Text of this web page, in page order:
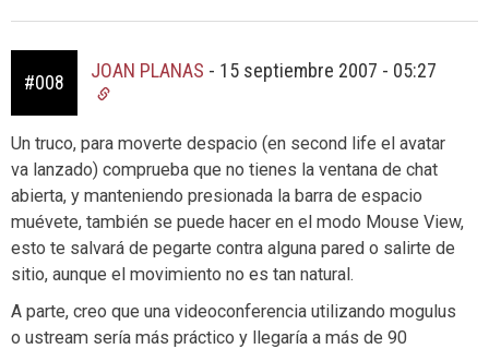
#008
JOAN PLANAS - 15 septiembre 2007 - 05:27
Un truco, para moverte despacio (en second life el avatar
va lanzado) comprueba que no tienes la ventana de chat
abierta, y manteniendo presionada la barra de espacio
muévete, también se puede hacer en el modo Mouse View,
esto te salvará de pegarte contra alguna pared o salirte de
sitio, aunque el movimiento no es tan natural.
A parte, creo que una videoconferencia utilizando mogulus
o ustream sería más práctico y llegaría a más de 90